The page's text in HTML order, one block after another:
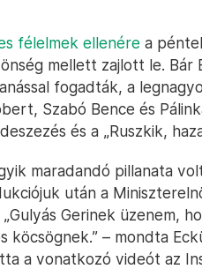
félelmek ellenére a
mellett zajlott le.
fogadták, a
Szabó Bence és
és a „Ruszkik,
maradandó pillanata
után a
Gerinek üzenem,
köcsögnek.” – mondta
a vonatkozó videót az